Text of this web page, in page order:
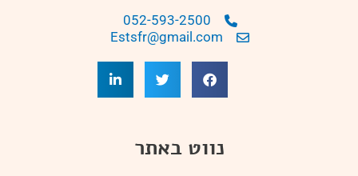
052-593-2500
Estsfr@gmail.com
נווט באתר